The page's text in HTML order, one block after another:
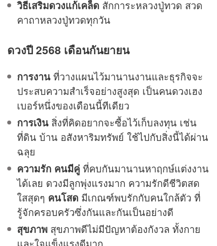
วิธีเสริมดวงแก้เคล็ด สักการะหลวงปู่ทวด สวด
คาถาหลวงปู่ทวดทุกวัน
ดวงปี 2568 เดือนกันยายน
การงาน ที่วางแผนไว้มานานงานและธุรกิจจะ
ประสบความสำเร็จอย่างสูงสุด เป็นคนดวงเฮง
เบอร์หนึ่งของเดือนนี้ทีเดียว
การเงิน สิ่งที่คิดอยากจะซื้อไว้เก็บลงทุน เช่น
ที่ดิน บ้าน อสังหาริมทรัพย์ ใช้ไปกับสิ่งนี้ได้ผ่าน
ฉลุย
ความรัก คนมีคู่ ที่คบกันมานานหาฤกษ์แต่งงาน
ได้เลย ดวงมีลูกพุ่งแรงมาก ความรักดีชีวิตสด
ใสสุดๆ คนโสด มีเกณฑ์พบรักกับคนใกล้ตัว ที่
รู้จักครอบครัวซึ่งกันและกันเป็นอย่างดี
สุขภาพ สุขภาพดีไม่มีปัญหาต้องกังวล ทั้งกาย
และใจแข็งแรงดีมาก